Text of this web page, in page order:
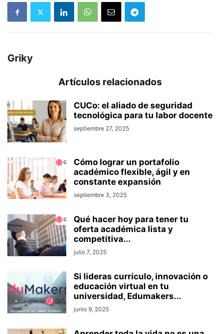
Griky
Artículos relacionados
CUCo: el aliado de seguridad
tecnológica para tu labor docente
septiembre 27, 2025
Cómo lograr un portafolio
académico flexible, ágil y en
constante expansión
septiembre 3, 2025
Qué hacer hoy para tener tu
oferta académica lista y
competitiva...
julio 7, 2025
Si lideras currículo, innovación o
educación virtual en tu
universidad, Edumakers...
junio 9, 2025